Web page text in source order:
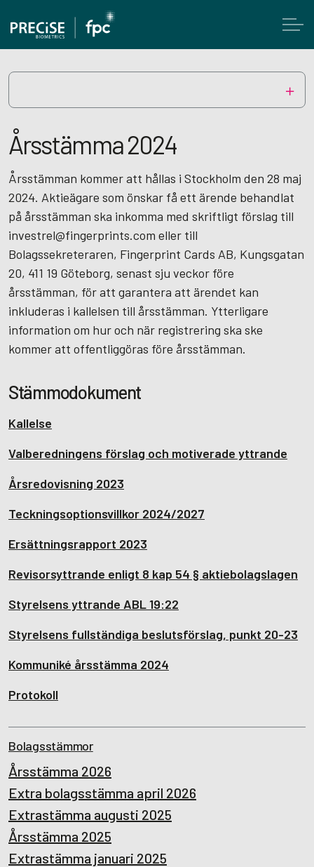
Årsstämma 2024
Årsstämman kommer att hållas i Stockholm den 28 maj
2024. Aktieägare som önskar få ett ärende behandlat
på årsstämman ska inkomma med skriftligt förslag till
investrel@fingerprints.com eller till
Bolagssekreteraren, Fingerprint Cards AB, Kungsgatan
20, 411 19 Göteborg, senast sju veckor före
årsstämman, för att garantera att ärendet kan
inkluderas i kallelsen till årsstämman. Ytterligare
information om hur och när registrering ska ske
kommer att offentliggöras före årsstämman.
Stämmodokument
Kallelse
Valberedningens förslag och motiverade yttrande
Årsredovisning 2023
Teckningsoptionsvillkor 2024/2027
Ersättningsrapport 2023
Revisorsyttrande enligt 8 kap 54 § aktiebolagslagen
Styrelsens yttrande ABL 19:22
Styrelsens fullständiga beslutsförslag, punkt 20-23
Kommuniké årsstämma 2024
Protokoll
Bolagsstämmor
Årsstämma 2026
Extra bolagsstämma april 2026
Extrastämma augusti 2025
Årsstämma 2025
Extrastämma januari 2025